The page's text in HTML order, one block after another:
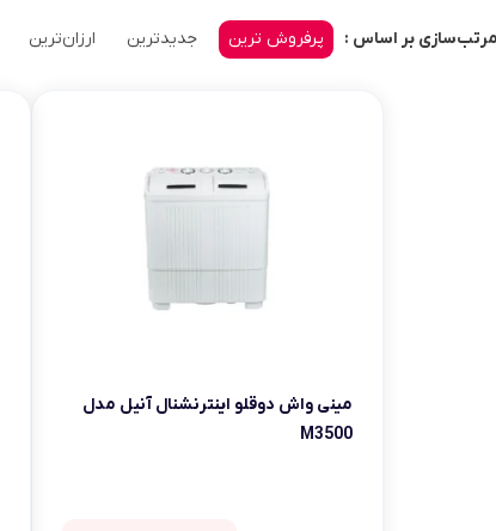
مرتب‌سازی بر اساس : پرفروش ترین جدیدترین ارزان‌ترین
مینی واش دوقلو اینترنشنال آنیل مدل
M3500